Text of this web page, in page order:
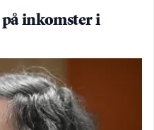
inkomster i